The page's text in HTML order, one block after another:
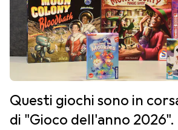
Questi giochi sono in
di "Gioco dell'anno 2026".